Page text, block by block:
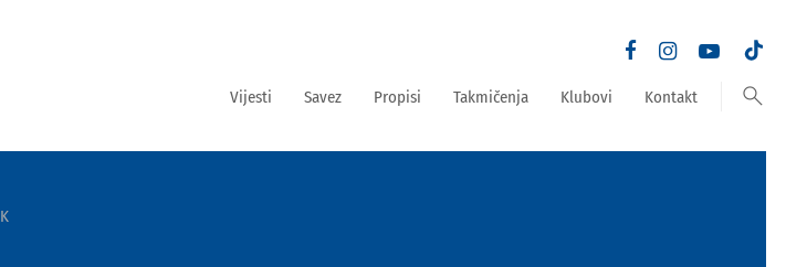
Vijesti Savez Propisi Takmičenja Klubovi Kontakt search